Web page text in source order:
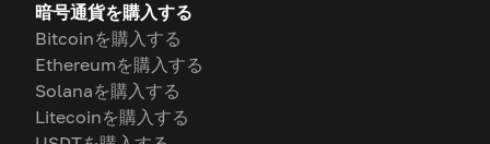
暗号通貨を購入する
Bitcoinを購入する
Ethereumを購入する
Solanaを購入する
Litecoinを購入する